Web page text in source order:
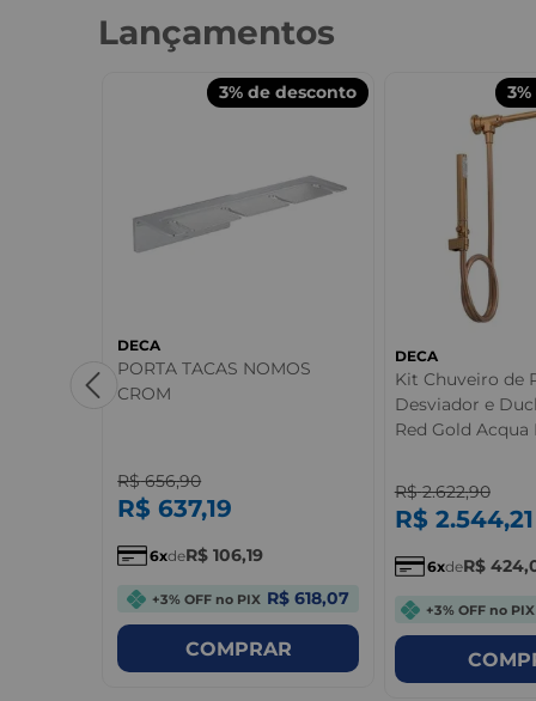
Lançamentos
3% de desconto
DECA
PORTA TACAS NOMOS
CROM
R$ 656,90
R$ 637,19
6 deR$ 106,19
+3% OFF no PIX R$ 618,07
COMPRAR
3%
DECA
Kit Chuveiro de
Desviador e
Red Gold Acqua
R$ 2.622,90
R$ 2.544,21
6 deR$ 424,
+3% OFF no PIX